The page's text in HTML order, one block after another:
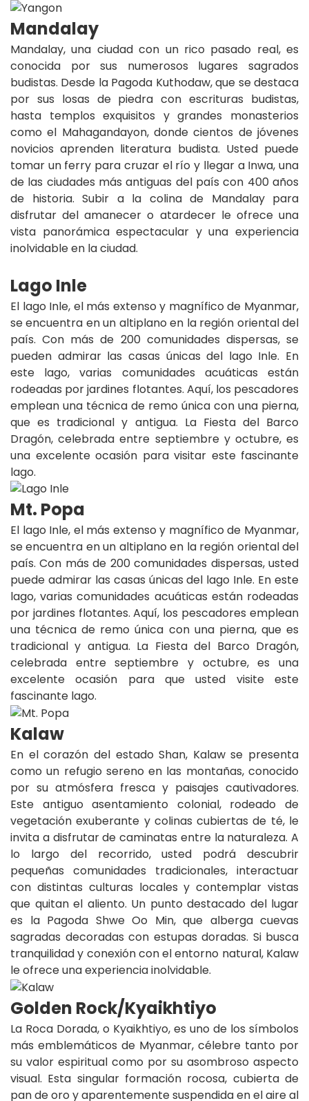
Mandalay
Mandalay, una ciudad con un rico pasado real, es
conocida por sus numerosos lugares sagrados
budistas. Desde la Pagoda Kuthodaw, que se destaca
por sus losas de piedra con escrituras budistas,
hasta templos exquisitos y grandes monasterios
como el Mahagandayon, donde cientos de jóvenes
novicios aprenden literatura budista. Usted puede
tomar un ferry para cruzar el río y llegar a Inwa, una
de las ciudades más antiguas del país con 400 años
de historia. Subir a la colina de Mandalay para
disfrutar del amanecer o atardecer le ofrece una
vista panorámica espectacular y una experiencia
inolvidable en la ciudad.
Lago Inle
El lago Inle, el más extenso y magnífico de Myanmar,
se encuentra en un altiplano en la región oriental del
país. Con más de 200 comunidades dispersas, se
pueden admirar las casas únicas del lago Inle. En
este lago, varias comunidades acuáticas están
rodeadas por jardines flotantes. Aquí, los pescadores
emplean una técnica de remo única con una pierna,
que es tradicional y antigua. La Fiesta del Barco
Dragón, celebrada entre septiembre y octubre, es
una excelente ocasión para visitar este fascinante
lago.
Mt. Popa
El lago Inle, el más extenso y magnífico de Myanmar,
se encuentra en un altiplano en la región oriental del
país. Con más de 200 comunidades dispersas, usted
puede admirar las casas únicas del lago Inle. En este
lago, varias comunidades acuáticas están rodeadas
por jardines flotantes. Aquí, los pescadores emplean
una técnica de remo única con una pierna, que es
tradicional y antigua. La Fiesta del Barco Dragón,
celebrada entre septiembre y octubre, es una
excelente ocasión para que usted visite este
fascinante lago.
Kalaw
En el corazón del estado Shan, Kalaw se presenta
como un refugio sereno en las montañas, conocido
por su atmósfera fresca y paisajes cautivadores.
Este antiguo asentamiento colonial, rodeado de
vegetación exuberante y colinas cubiertas de té, le
invita a disfrutar de caminatas entre la naturaleza. A
lo largo del recorrido, usted podrá descubrir
pequeñas comunidades tradicionales, interactuar
con distintas culturas locales y contemplar vistas
que quitan el aliento. Un punto destacado del lugar
es la Pagoda Shwe Oo Min, que alberga cuevas
sagradas decoradas con estupas doradas. Si busca
tranquilidad y conexión con el entorno natural, Kalaw
le ofrece una experiencia inolvidable.
Golden Rock/Kyaikhtiyo
La Roca Dorada, o Kyaikhtiyo, es uno de los símbolos
más emblemáticos de Myanmar, célebre tanto por
su valor espiritual como por su asombroso aspecto
visual. Esta singular formación rocosa, cubierta de
pan de oro y aparentemente suspendida en el aire al